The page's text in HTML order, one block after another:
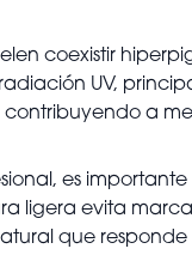
coexistir
UV,
a
es
ligera evita
que